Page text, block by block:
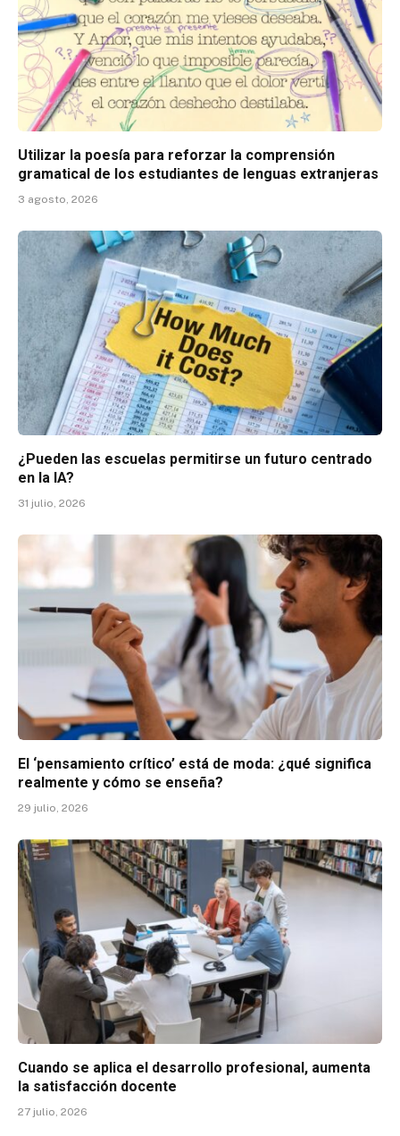
Utilizar la poesía para reforzar la comprensión
gramatical de los estudiantes de lenguas extranjeras
3 agosto, 2026
¿Pueden las escuelas permitirse un futuro centrado
en la IA?
31 julio, 2026
El ‘pensamiento crítico’ está de moda: ¿qué significa
realmente y cómo se enseña?
29 julio, 2026
Cuando se aplica el desarrollo profesional, aumenta
la satisfacción docente
27 julio, 2026